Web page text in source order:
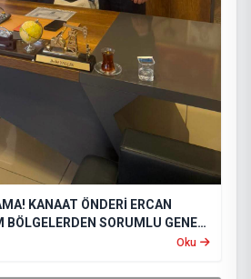
KANAAT ÖNDERİ ERCAN
SORUMLU GENEL
OLDU
Oku